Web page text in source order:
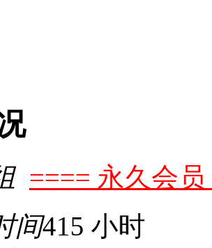
==== 永久会员
间415 小时